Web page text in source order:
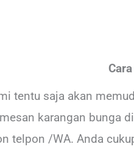
tentu saja akan
karangan bunga
telpon /WA. Anda